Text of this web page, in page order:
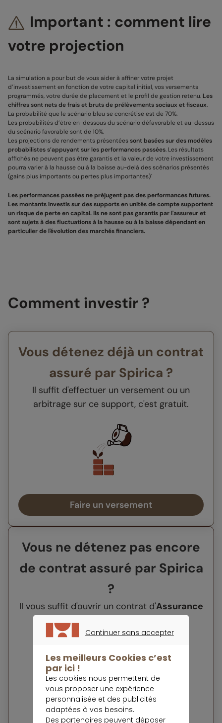
Important : comment lire
votre projection
La simulation a pour but de vous aider à affiner votre projet
d’investissement en fonction de votre capital initial, vos versements
programmés, votre durée de placement et le profil de gestion retenu. Les
chiffres sont nets de frais et bruts de prélèvements sociaux et fiscaux.
La probabilité que le scénario bleu se concrétise est de 70%.
Les probabilités d’être en-dessous du scénario défavorable et au-dessus
du scénario favorable sont de 10%.
Les projections de rendements présentéessont basées sur des modèles
probabilistes s’appuyant sur les performances passées. Les résultats
affichés ne peuvent pas être garantis et la valeur de votre investissement
pourra varier à la hausse ou à la baisse au-delà des scénarios présentés
(gains plus importants ou pertes plus importantes)"
Les performances passées ne préjugent pas des performances futures.
Les montants investis sur des supports en unités de compte supportent
un risque de perte en capital. Ils ne sont pas garantis par l'assureur et
sont sujets à des fluctuations à la hausse ou à la baisse dépendant en
particulier de l'évolution des marchés financiers.
Comment investir ?
Vous détenez déjà un contrat
assuré par Spirica ?
Il suffit d'effectuer un versement ou un
arbitrage sur ce support, c'est gratuit.
Faire un versement
Vous ne détenez pas encore
de contrat assuré par Spirica
?
Il vous suffit d'ouvrir un contrat d'Assurance
vieou d'adhérer à un
Retraite.
Continuer sans accepter
Les meilleurs Cookies c’est
par ici !
Les cookies nous permettent de
vous proposer une expérience
personnalisée et des publicités
adaptées à vos besoins.
Des partenaires peuvent déposer